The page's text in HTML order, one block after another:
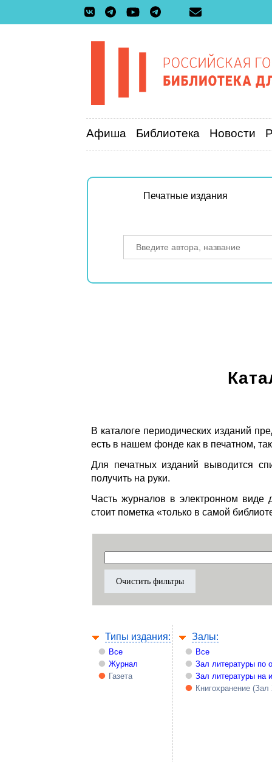
Афиша Библиотека Новости
Печатные издания
В каталоге периодических изданий
есть в нашем фонде как в печатном,
Для печатных изданий выводится
получить на руки.
Часть журналов в электронном виде
стоит пометка «только в самой
Типы издания:
Все
Журнал
Газета
Залы:
Все
Зал литературы по
Зал литературы на
Книгохранение